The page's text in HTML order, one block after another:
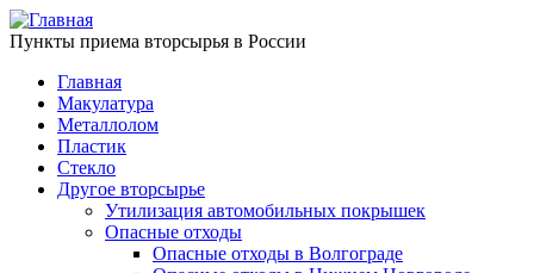
Пункты приема вторсырья в России
Главная
Макулатура
Металлолом
Пластик
Стекло
Другое вторсырье
Утилизация автомобильных покрышек
Опасные отходы
Опасные отходы в Волгограде